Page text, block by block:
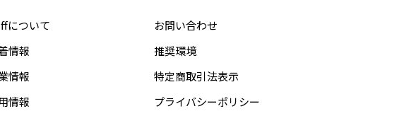
について
情報
情報
情報
お問い合わせ
推奨環境
特定商取引法表示
プライバシーポリシー